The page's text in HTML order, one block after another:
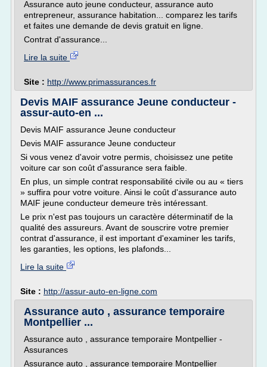
Assurance auto jeune conducteur, assurance auto
entrepreneur, assurance habitation... comparez les tarifs
et faites une demande de devis gratuit en ligne.
Contrat d'assurance...
Lire la suite
Site : http://www.primassurances.fr
Devis MAIF assurance Jeune conducteur -
assur-auto-en ...
Devis MAIF assurance Jeune conducteur
Devis MAIF assurance Jeune conducteur
Si vous venez d'avoir votre permis, choisissez une petite
voiture car son coût d'assurance sera faible.
En plus, un simple contrat responsabilité civile ou au « tiers
» suffira pour votre voiture. Ainsi le coût d'assurance auto
MAIF jeune conducteur demeure très intéressant.
Le prix n'est pas toujours un caractère déterminatif de la
qualité des assureurs. Avant de souscrire votre premier
contrat d'assurance, il est important d'examiner les tarifs,
les garanties, les options, les plafonds...
Lire la suite
Site : http://assur-auto-en-ligne.com
Assurance auto , assurance temporaire
Montpellier ...
Assurance auto , assurance temporaire Montpellier -
Assurances
Assurance auto , assurance temporaire Montpellier